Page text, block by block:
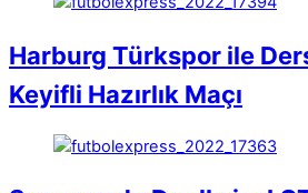
Harburg Türkspor ile
Keyifli Hazırlık Maçı